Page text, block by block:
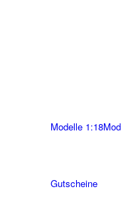
Modelle 1:18
Gutscheine